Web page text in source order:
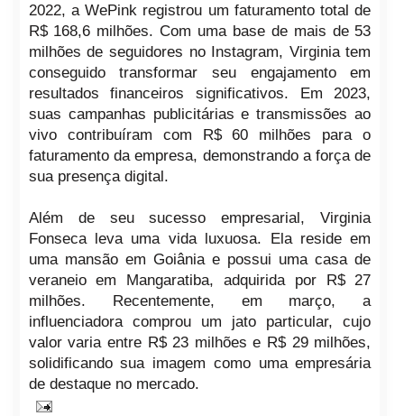
2022, a WePink registrou um faturamento total de
R$ 168,6 milhões. Com uma base de mais de 53
milhões de seguidores no Instagram, Virginia tem
conseguido transformar seu engajamento em
resultados financeiros significativos. Em 2023,
suas campanhas publicitárias e transmissões ao
vivo contribuíram com R$ 60 milhões para o
faturamento da empresa, demonstrando a força de
sua presença digital.
Além de seu sucesso empresarial, Virginia
Fonseca leva uma vida luxuosa. Ela reside em
uma mansão em Goiânia e possui uma casa de
veraneio em Mangaratiba, adquirida por R$ 27
milhões. Recentemente, em março, a
influenciadora comprou um jato particular, cujo
valor varia entre R$ 23 milhões e R$ 29 milhões,
solidificando sua imagem como uma empresária
de destaque no mercado.